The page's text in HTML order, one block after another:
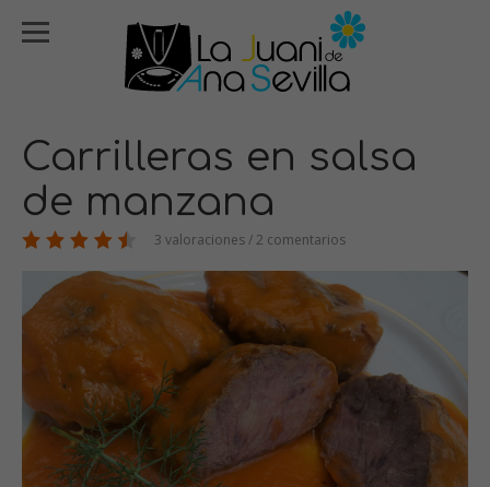
Carrilleras en salsa
de manzana
3 valoraciones / 2 comentarios